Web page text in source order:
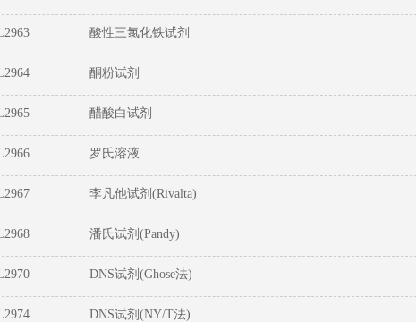
酸性三氯化铁试剂
酮粉试剂
醋酸白试剂
罗氏溶液
李凡他试剂(Rivalta)
潘氏试剂(Pandy)
DNS试剂(Ghose法)
DNS试剂(NY/T法)